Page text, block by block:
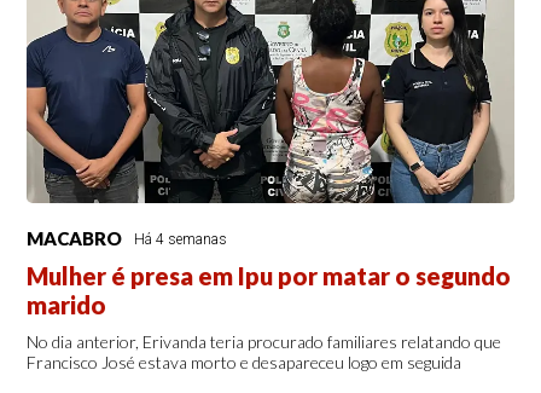
MACABRO Há 4 semanas
Mulher é presa em Ipu por matar o segundo
marido
No dia anterior, Erivanda teria procurado familiares relatando que
Francisco José estava morto e desapareceu logo em seguida